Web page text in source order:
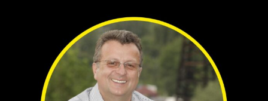
Aktuality
Partneři
Vstupenky